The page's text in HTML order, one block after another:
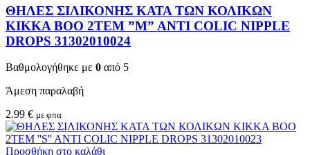
ΘΗΛΕΣ ΣΙΛΙΚΟΝΗΣ ΚΑΤΑ ΤΩΝ ΚΟΛΙΚΩΝ
KIKKA BOO 2TEM ”M” ANTI COLIC NIPPLE
DROPS 31302010024
Βαθμολογήθηκε με 0 από 5
Άμεση παραλαβή
2.99 € με φπα
Προσθήκη στο καλάθι